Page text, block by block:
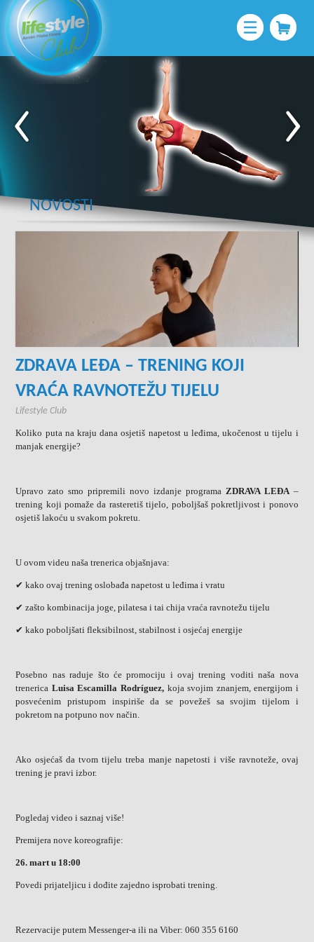
NOVOSTI
ZDRAVA LEĐA – TRENING KOJI
VRAĆA RAVNOTEŽU TIJELU
Lifestyle Club
Koliko puta na kraju dana osjetiš napetost u leđima, ukočenost u tijelu i
manjak energije?
Upravo zato smo pripremili novo izdanje programa ZDRAVA LEĐA–
trening koji pomaže da rasteretiš tijelo, poboljšaš pokretljivost i ponovo
osjetiš lakoću u svakom pokretu.
U ovom videu naša trenerica objašnjava:
✔ kako ovaj trening oslobađa napetost u leđima i vratu
✔ zašto kombinacija joge, pilatesa i tai chija vraća ravnotežu tijelu
✔ kako poboljšati fleksibilnost, stabilnost i osjećaj energije
Posebno nas raduje što će promociju i ovaj trening voditi naša nova
trenerica Luisa Escamilla Rodríguez,koja svojim znanjem, energijom i
posvećenim pristupom inspiriše da se povežeš sa svojim tijelom i
pokretom na potpuno nov način.
Ako osjećaš da tvom tijelu treba manje napetosti i više ravnoteže, ovaj
trening je pravi izbor.
Pogledaj video i saznaj više!
Premijera nove koreografije:
26. mart u 18:00
Povedi prijateljicu i dođite zajedno isprobati trening.
Rezervacije putem Messenger-a ili na Viber: 060 355 6160